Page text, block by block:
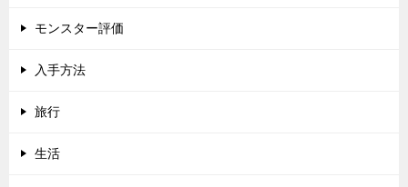
モンスター評価
入手方法
旅行
生活